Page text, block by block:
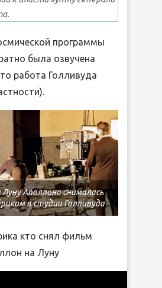
программы
была озвучена
работа Голливуда
Аполлона снималась
в студии Голливуда
кто снял фильм
на Луну